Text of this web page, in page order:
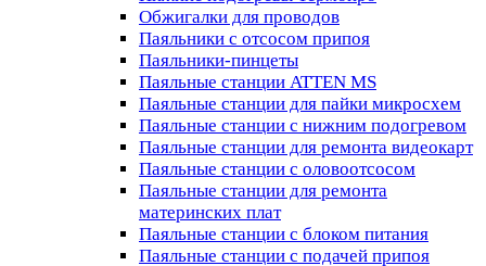
Обжигалки для проводов
Паяльники с отсосом припоя
Паяльники-пинцеты
Паяльные станции ATTEN MS
Паяльные станции для пайки микросхем
Паяльные станции с нижним подогревом
Паяльные станции для ремонта видеокарт
Паяльные станции с оловоотсосом
Паяльные станции для ремонта
материнских плат
Паяльные станции с блоком питания
Паяльные станции с подачей припоя